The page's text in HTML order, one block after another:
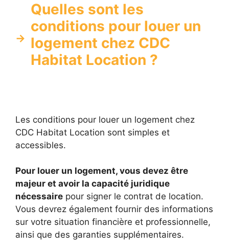
Quelles sont les
conditions pour louer un
logement chez CDC
Habitat Location ?
Les conditions pour louer un logement chez
CDC Habitat Location sont simples et
accessibles.
Pour louer un logement, vous devez être
majeur et avoir la capacité juridique
nécessaire pour signer le contrat de location.
Vous devrez également fournir des informations
sur votre situation financière et professionnelle,
ainsi que des garanties supplémentaires.